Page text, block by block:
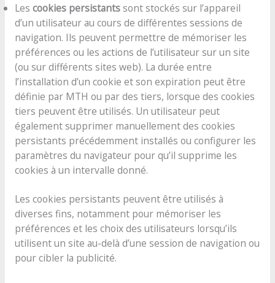
Les cookies persistantssont stockés sur l’appareil
d’un utilisateur au cours de différentes sessions de
navigation. Ils peuvent permettre de mémoriser les
préférences ou les actions de l’utilisateur sur un site
(ou sur différents sites web). La durée entre
l’installation d’un cookie et son expiration peut être
définie par MTH ou par des tiers, lorsque des cookies
tiers peuvent être utilisés. Un utilisateur peut
également supprimer manuellement des cookies
persistants précédemment installés ou configurer les
paramètres du navigateur pour qu’il supprime les
cookies à un intervalle donné.
Les cookies persistants peuvent être utilisés à
diverses fins, notamment pour mémoriser les
préférences et les choix des utilisateurs lorsqu’ils
utilisent un site au-delà d’une session de navigation ou
pour cibler la publicité.